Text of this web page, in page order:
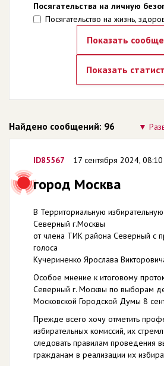
Посягательства на личную
Посягательство на жизнь,
Найдено сообщений: 96
ID85567 17 сентября 2024, 08:10
город Москва
В Территориальную
Северный г.Москвы
от члена ТИК района Северный с
голоса
Кучериненко Ярослава
Особое мнение к итоговому
Северный г. Москвы по выборам
Московской Городской Думы 8
Прежде всего хочу отметить
избирательных комиссий, их
следовать правилам проведения
гражданам в реализации их